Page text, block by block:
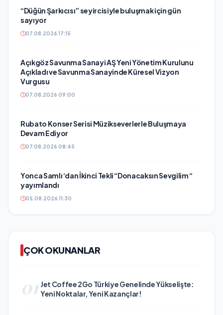
“Düğün Şarkıcısı” seyircisiyle buluşmak için gün
sayıyor
07.08.2026 17:15
Açıkgöz Savunma Sanayi AŞ Yeni Yönetim Kurulunu
Açıkladı ve Savunma Sanayinde Küresel Vizyon
Vurgusu
07.08.2026 09:00
Rubato Konser Serisi Müzikseverlerle Buluşmaya
Devam Ediyor
07.08.2026 08:45
Yonca Samlı ‘dan İkinci Tekli “Donacaksın Sevgilim “
yayımlandı
05.08.2026 11:30
ÇOK OKUNANLAR
01 Jet Coffee 2Go Türkiye Genelinde Yükselişte:
Yeni Noktalar, Yeni Kazançlar!